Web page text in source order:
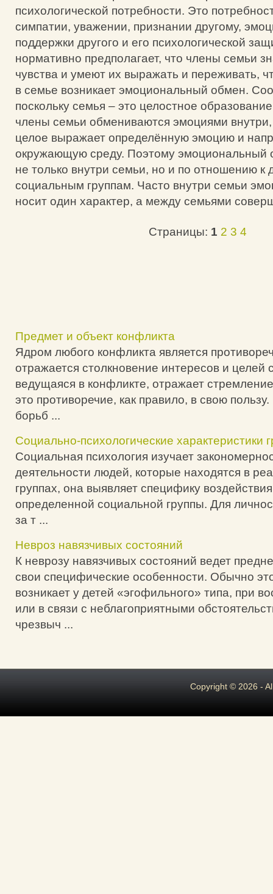
психологической потребности. Это
симпатии, уважении, признании другому,
поддержки другого и его психологической
нормативно предполагает, что члены семьи
чувства и умеют их выражать и переживать,
в семье возникает эмоциональный обмен.
поскольку семья – это целостное
члены семьи обмениваются эмоциями внутри,
целое выражает определённую эмоцию и
окружающую среду. Поэтому эмоциональный
не только внутри семьи, но и по отношению к
социальным группам. Часто внутри семьи
носит один характер, а между семьями
Страницы: 1 2 3 4
Предмет и объект конфликта
Ядром любого конфликта является
отражается столкновение интересов и целей
ведущаяся в конфликте, отражает
это противоречие, как правило, в свою
борьб ...
Социально-психологические характеристики
Социальная психология изучает
деятельности людей, которые находятся в
группах, она выявляет специфику
определенной социальной группы. Для
за т ...
Невроз навязчивых состояний
К неврозу навязчивых состояний ведет
свои специфические особенности. Обычно
возникает у детей «эгофильного» типа, при
или в связи с неблагоприят­ными
чрезвыч ...
Copyright © 2026 -